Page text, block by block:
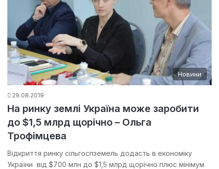
Новини
29.08.2019
На ринку землі Україна може заробити
до $1,5 млрд щорічно – Ольга
Трофімцева
Відкриття ринку сільгоспземель додасть в економіку
України від $700 млн до $1,5 млрд щорічно плюс мінімум